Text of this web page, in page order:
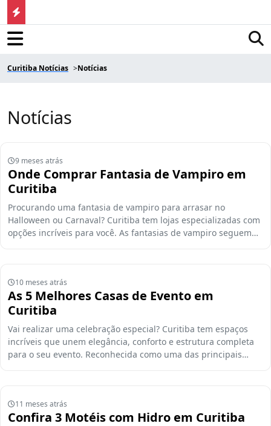
Curitiba Notícias Notícias
Notícias
9 meses atrás
Onde Comprar Fantasia de Vampiro em
Curitiba
Procurando uma fantasia de vampiro para arrasar no
Halloween ou Carnaval? Curitiba tem lojas especializadas com
opções incríveis para você. As fantasias de vampiro seguem…
10 meses atrás
As 5 Melhores Casas de Evento em
Curitiba
Vai realizar uma celebração especial? Curitiba tem espaços
incríveis que unem elegância, conforto e estrutura completa
para o seu evento. Reconhecida como uma das principais…
11 meses atrás
Confira 3 Motéis com Hidro em Curitiba